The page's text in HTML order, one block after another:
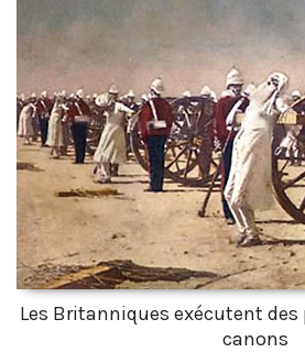
Les Britanniques exécutent
canons